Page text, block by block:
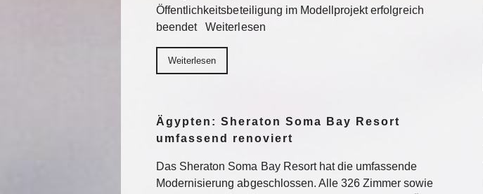
Öffentlichkeitsbeteiligung im Modellprojekt erfolgreich
beendet Weiterlesen
Weiterlesen
Ägypten: Sheraton Soma Bay Resort
umfassend renoviert
Das Sheraton Soma Bay Resort hat die umfassende
Modernisierung abgeschlossen. Alle 326 Zimmer sowie